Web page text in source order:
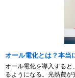
オール電化とは？本当
オール電化を導入する
るようになる。光熱費